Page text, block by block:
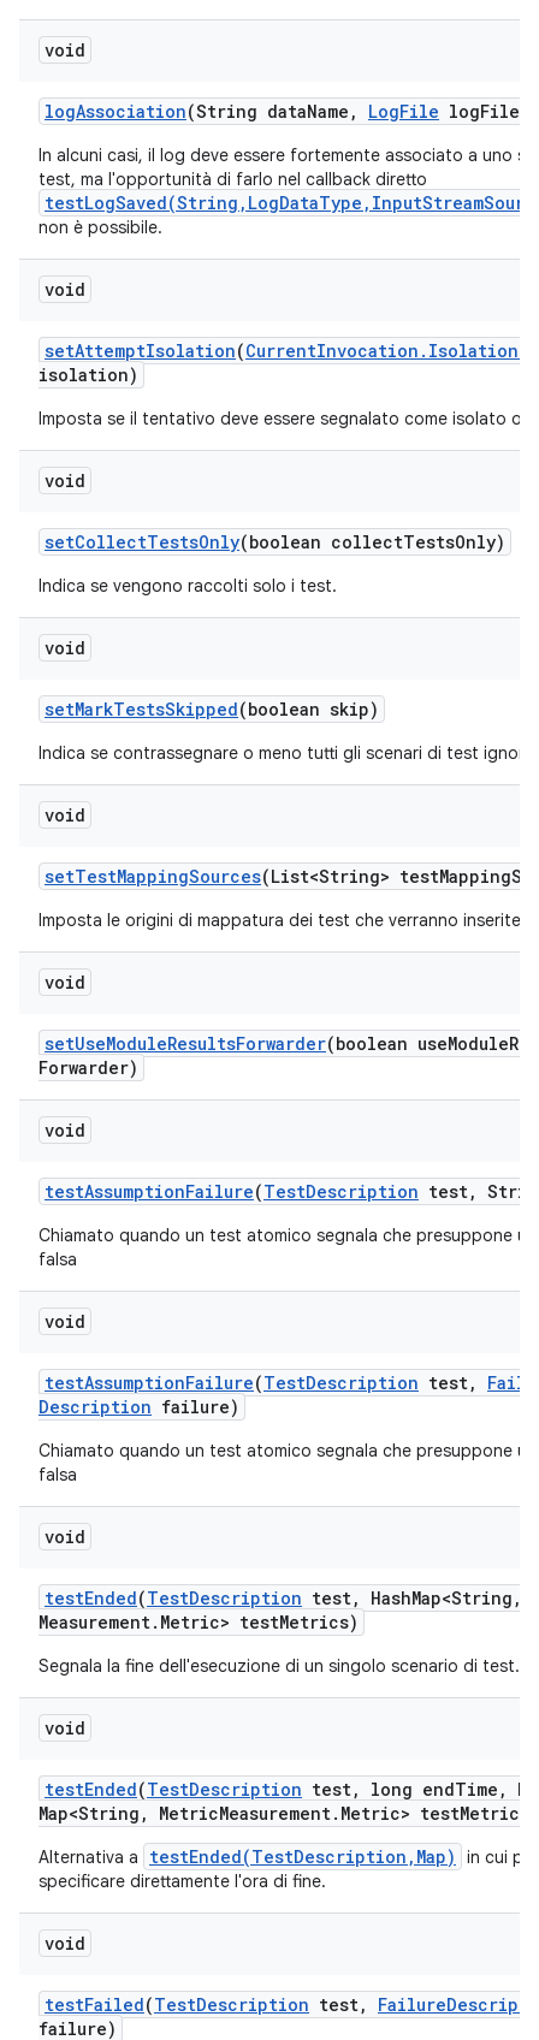
void
logAssociation(String dataName , LogFile logFile)
In alcuni casi, il log deve essere fortemente associato a uno
test, ma l'opportunità di farlo nel callback diretto
non è possibile.
void
setAttemptIsolation(CurrentInvocation . Isolation
isolation)
Imposta se il tentativo deve essere segnalato come isolato o
void
setCollectTestsOnly(boolean collectTestsOnly)
Indica se vengono raccolti solo i test.
void
setMarkTestsSkipped(boolean skip)
Indica se contrassegnare o meno tutti gli scenari di test
void
setTestMappingSources(List<String> testMapping
Imposta le origini di mappatura dei test che verranno inserite
void
setUseModuleResultsForwarder(boolean useModule
Forwarder)
void
testAssumptionFailure(TestDescription test,
Chiamato quando un test atomico segnala che presuppone
falsa
void
testAssumptionFailure(TestDescription test,
Description failure)
Chiamato quando un test atomico segnala che presuppone
falsa
void
testEnded(TestDescription test, HashMap<String ,
Measurement. Metric> testMetrics)
Segnala la fine dell'esecuzione di un singolo scenario di test.
void
testEnded(TestDescription test, long endTime ,
Map<String , MetricMeasurement. Metric> testMetrics)
Alternativa a testEnded(TestDescription,Map)
in cui
specificare direttamente l'ora di fine.
void
testFailed(TestDescription test, Failure
failure)